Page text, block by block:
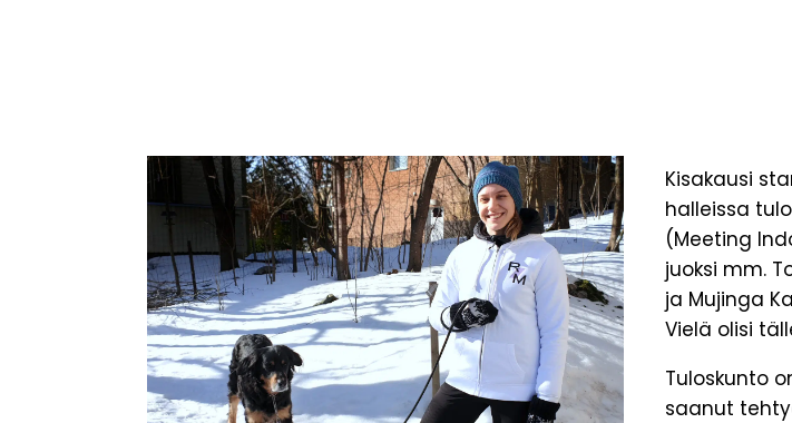
Kisakausi
halleissa
(Meeting
juoksi mm.
ja Mujinga
Vielä olisi
Tuloskunto
saanut